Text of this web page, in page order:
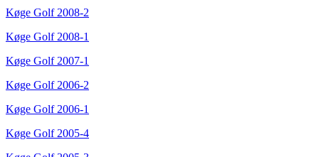
Køge Golf 2008-2
Køge Golf 2008-1
Køge Golf 2007-1
Køge Golf 2006-2
Køge Golf 2006-1
Køge Golf 2005-4